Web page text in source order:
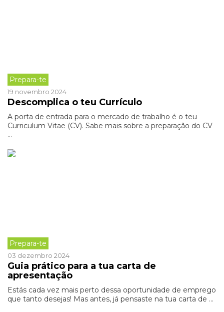
Prepara-te
19 novembro 2024
Descomplica o teu Currículo
A porta de entrada para o mercado de trabalho é o teu
Curriculum Vitae (CV). Sabe mais sobre a preparação do CV
...
Prepara-te
03 dezembro 2024
Guia prático para a tua carta de
apresentação
Estás cada vez mais perto dessa oportunidade de emprego
que tanto desejas! Mas antes, já pensaste na tua carta de ...